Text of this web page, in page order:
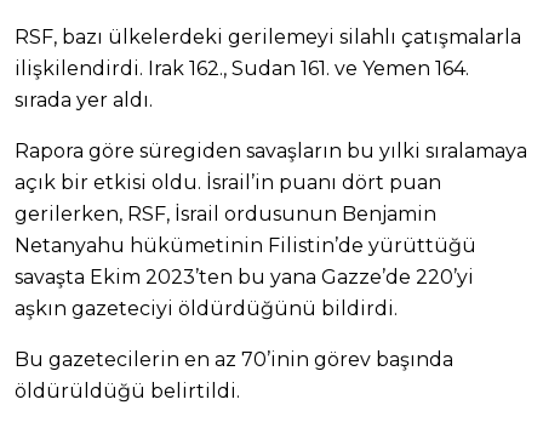
RSF, bazı ülkelerdeki gerilemeyi silahlı çatışmalarla
ilişkilendirdi. Irak 162., Sudan 161. ve Yemen 164.
sırada yer aldı.
Rapora göre süregiden savaşların bu yılki sıralamaya
açık bir etkisi oldu. İsrail’in puanı dört puan
gerilerken, RSF, İsrail ordusunun Benjamin
Netanyahu hükümetinin Filistin’de yürüttüğü
savaşta Ekim 2023’ten bu yana Gazze’de 220’yi
aşkın gazeteciyi öldürdüğünü bildirdi.
Bu gazetecilerin en az 70’inin görev başında
öldürüldüğü belirtildi.